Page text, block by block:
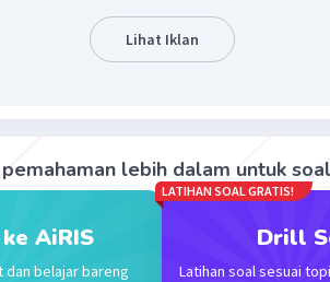
tidaklah demikian.
disimpulkan terjadinya kesalahan
Lihat Iklan
lebih dalam untuk
AiRIS
dan belajar bareng
LATIHAN SOAL GRATIS!
Drill
Latihan soal sesuai